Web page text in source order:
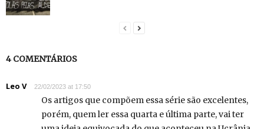
4 COMENTÁRIOS
Leo V 22/02/2023 at 17:50
Os artigos que compõem essa série são excelentes,
porém, quem ler essa quarta e última parte, vai ter